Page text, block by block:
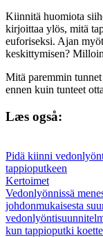
Kiinnitä huomiota
kirjoittaa ylös, mitä
euforiseksi. Ajan
keskittymisen?
Mitä paremmin
ennen kuin tunteet
Læs også:
Pidä kiinni
tappioputkeen
Kertoimet
Vedonlyönnissä
johdonmukaisesta
kun tappioputki